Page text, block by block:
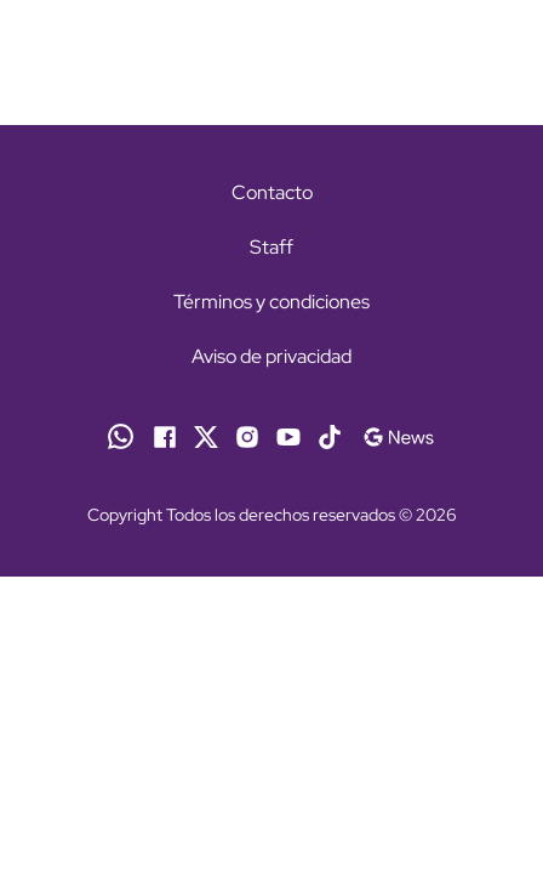
Contacto
Staff
Términos y condiciones
Aviso de privacidad
Copyright Todos los derechos reservados © 2026